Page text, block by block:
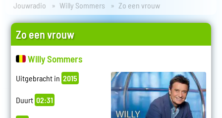
Jouwradio Willy Sommers Zo een vrouw
Zo een vrouw
Willy Sommers
Uitgebracht in 2015
Duurt 02:31